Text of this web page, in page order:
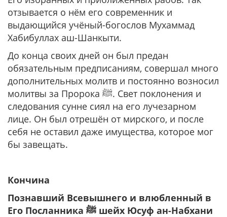
отзывается о нём его современник и
выдающийся учёный-богослов Мухаммад
Хабибуллах аш-Шанкыти.
До конца своих дней он был предан
обязательным предписаниям, совершал много
дополнительных молитв и постоянно возносил
молитвы за Пророка ﷺ. Свет поклонения и
следования сунне сиял на его лучезарном
лице. Он был отрешён от мирского, и после
себя не оставил даже имущества, которое мог
бы завещать.
Кончина
Познавший Всевышнего и влюбленный в
Его Посланника ﷺ шейх Юсуф ан-Набхани